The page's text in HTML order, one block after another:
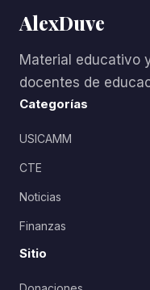
AlexDuve
Material educativo
docentes de
Categorías
USICAMM
CTE
Noticias
Finanzas
Sitio